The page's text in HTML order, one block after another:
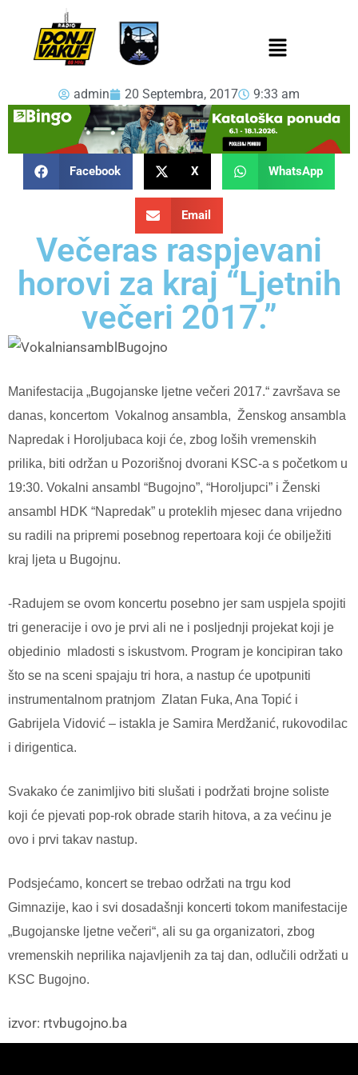
admin 20 Septembra, 2017 9:33 am
Facebook X WhatsApp
Email
Večeras raspjevani
horovi za kraj “Ljetnih
večeri 2017.”
Manifestacija „Bugojanske ljetne večeri 2017.“ završava se
danas, koncertom Vokalnog ansambla, Ženskog ansambla
Napredak i Horoljubaca koji će, zbog loših vremenskih
prilika, biti održan u Pozorišnoj dvorani KSC-a s početkom u
19:30. Vokalni ansambl “Bugojno”, “Horoljupci” i Ženski
ansambl HDK “Napredak” u proteklih mjesec dana vrijedno
su radili na pripremi posebnog repertoara koji će obilježiti
kraj ljeta u Bugojnu.
-Radujem se ovom koncertu posebno jer sam uspjela spojiti
tri generacije i ovo je prvi ali ne i posljednji projekat koji je
objedinio mladosti s iskustvom. Program je koncipiran tako
što se na sceni spajaju tri hora, a nastup će upotpuniti
instrumentalnom pratnjom Zlatan Fuka, Ana Topić i
Gabrijela Vidović – istakla je Samira Merdžanić, rukovodilac
i dirigentica.
Svakako će zanimljivo biti slušati i podržati brojne soliste
koji će pjevati pop-rok obrade starih hitova, a za većinu je
ovo i prvi takav nastup.
Podsjećamo, koncert se trebao održati na trgu kod
Gimnazije, kao i svi dosadašnji koncerti tokom manifestacije
„Bugojanske ljetne večeri“, ali su ga organizatori, zbog
vremenskih neprilika najavljenih za taj dan, odlučili održati u
KSC Bugojno.
izvor: rtvbugojno.ba